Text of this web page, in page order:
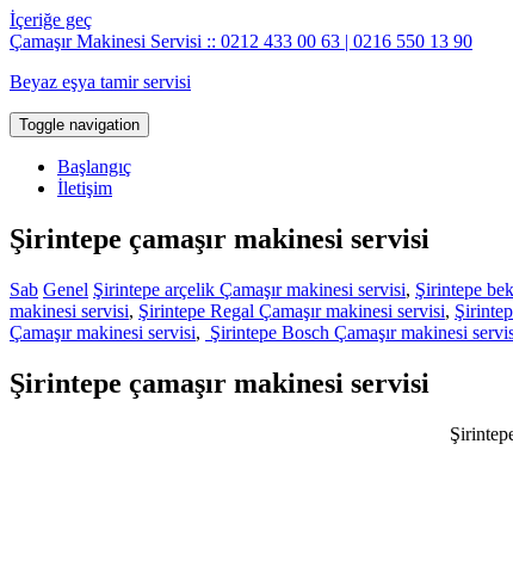
İçeriğe geç
Çamaşır Makinesi Servisi :: 0212 433 00 63 | 0216 550 13 90
Beyaz eşya tamir servisi
Toggle navigation
Başlangıç
İletişim
Şirintepe çamaşır makinesi servisi
Sab Genel Şirintepe arçelik Çamaşır makinesi servisi, Şirintepe
makinesi servisi, Şirintepe Regal Çamaşır makinesi servisi,
Çamaşır makinesi servisi, Şirintepe Bosch Çamaşır makinesi
Şirintepe çamaşır makinesi servisi